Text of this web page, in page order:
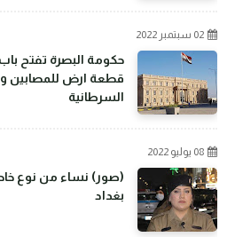
02 سبتمبر 2022
حكومة البصرة تفتح
قطعة ارض للمصابين
السرطانية
08 يوليو 2022
(صور) نساء من نوع
بغداد